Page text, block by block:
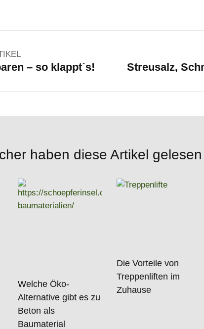
– so klappt´s!
haben diese Artikel gelesen
Welche Öko-
Alternative gibt es zu
Beton als
Baumaterial
Die Vorteile von
Treppenliften im
Zuhause